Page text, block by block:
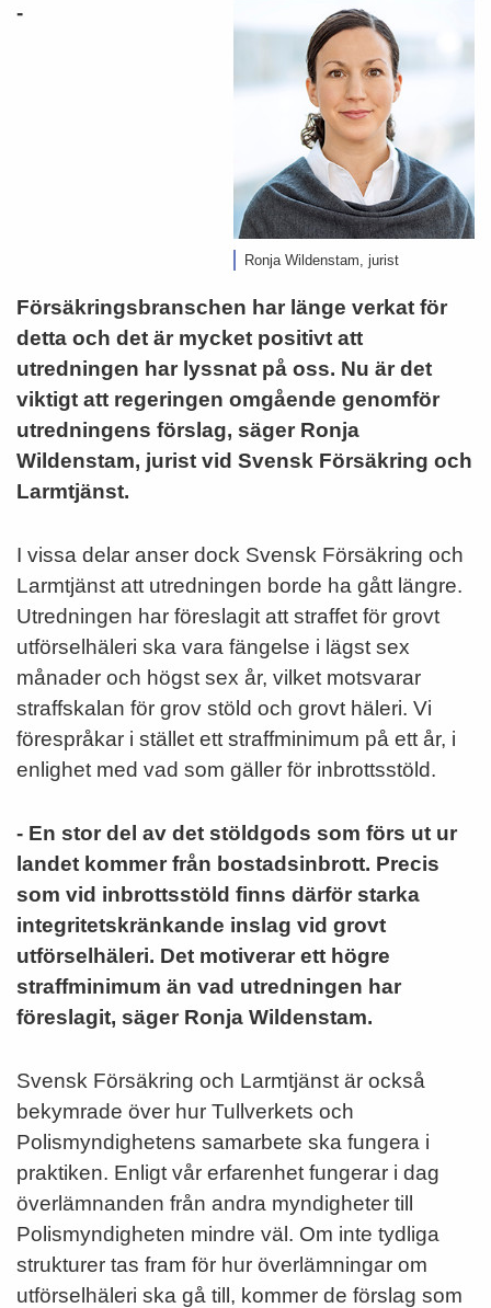
Ronja Wildenstam, jurist
-
Försäkringsbranschen har länge verkat för
detta och det är mycket positivt att
utredningen har lyssnat på oss. Nu är det
viktigt att regeringen omgående genomför
utredningens förslag, säger Ronja
Wildenstam, jurist vid Svensk Försäkring och
Larmtjänst.
I vissa delar anser dock Svensk Försäkring och
Larmtjänst att utredningen borde ha gått längre.
Utredningen har föreslagit att straffet för grovt
utförselhäleri ska vara fängelse i lägst sex
månader och högst sex år, vilket motsvarar
straffskalan för grov stöld och grovt häleri. Vi
förespråkar i stället ett straffminimum på ett år, i
enlighet med vad som gäller för inbrottsstöld.
- En stor del av det stöldgods som förs ut ur
landet kommer från bostadsinbrott. Precis
som vid inbrottsstöld finns därför starka
integritetskränkande inslag vid grovt
utförselhäleri. Det motiverar ett högre
straffminimum än vad utredningen har
föreslagit, säger Ronja Wildenstam.
Svensk Försäkring och Larmtjänst är också
bekymrade över hur Tullverkets och
Polismyndighetens samarbete ska fungera i
praktiken. Enligt vår erfarenhet fungerar i dag
överlämnanden från andra myndigheter till
Polismyndigheten mindre väl. Om inte tydliga
strukturer tas fram för hur överlämningar om
utförselhäleri ska gå till, kommer de förslag som